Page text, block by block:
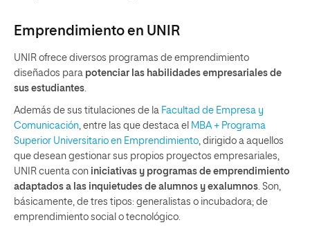
Emprendimiento en UNIR
UNIR ofrece diversos programas de emprendimiento
diseñados para potenciar las habilidades empresariales de
sus estudiantes
Además de sus titulaciones de la Facultad de Empresa y
Comunicación , entre las que destaca el MBA + Programa
Superior Universitario en Emprendimiento , dirigido a aquellos
que desean gestionar sus propios proyectos empresariales,
UNIR cuenta con iniciativas y programas de emprendimiento
adaptados a las inquietudes de alumnos y exalumnos . Son,
básicamente, de tres tipos: generalistas o incubadora; de
emprendimiento social o tecnológico.